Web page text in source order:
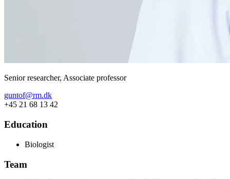
Senior researcher, Associate professor
guntof@rm.dk
+45 21 68 13 42
Education
Biologist
Team